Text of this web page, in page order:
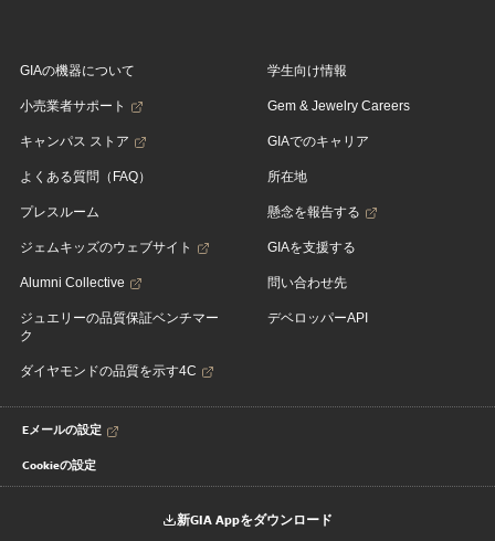
GIAの機器について
小売業者サポート
キャンパス ストア
よくある質問（FAQ）
プレスルーム
ジェムキッズのウェブサイト
Alumni Collective
ジュエリーの品質保証ベンチマー
ク
ダイヤモンドの品質を示す4C
学生向け情報
Gem & Jewelry Careers
GIAでのキャリア
所在地
懸念を報告する
GIAを支援する
問い合わせ先
デベロッパーAPI
Eメールの設定
Cookieの設定
新GIA Appをダウンロード